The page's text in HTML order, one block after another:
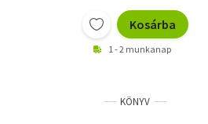
Kosárba
1 - 2 munkanap
KÖNYV